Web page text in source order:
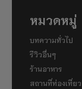
หมวดหมู่
บทความทั่วไป
รีวิวอื่นๆ
ร้านอาหาร
สถานที่ท่องเที่ยว